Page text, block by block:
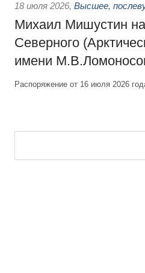
18 июля 2026, Высшее,
Михаил Мишустин
Северного
имени
Распоряжение от 16 июля 2026